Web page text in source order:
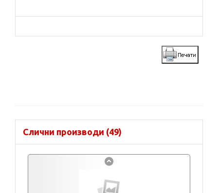
Слични производи (49)